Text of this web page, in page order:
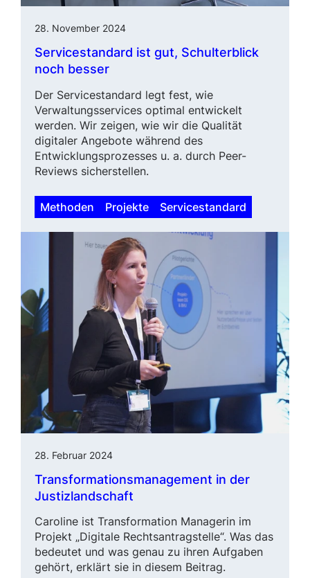
28. November 2024
Servicestandard ist gut, Schulterblick
noch besser
Der Servicestandard legt fest, wie
Verwaltungsservices optimal ent­wi­ckelt
werden. Wir zeigen, wie wir die Qualität
digitaler Angebote während des
Entwicklungsprozesses u. a. durch Peer-
Reviews sicherstellen.
Methoden Projekte Servicestandard
28. Februar 2024
Transformationsmanagement in der
Justizlandschaft
Caroline ist Transformation Managerin im
Projekt „Digitale Rechts­antragstelle“. Was das
bedeu­tet und was genau zu ihren Aufgaben
gehört, erklärt sie in diesem Beitrag.